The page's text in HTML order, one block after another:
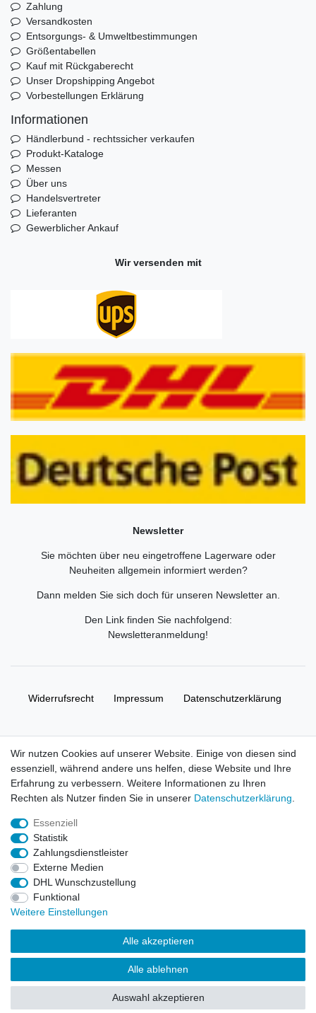
Zahlung
Versandkosten
Entsorgungs- & Umweltbestimmungen
Größentabellen
Kauf mit Rückgaberecht
Unser Dropshipping Angebot
Vorbestellungen Erklärung
Informationen
Händlerbund - rechtssicher verkaufen
Produkt-Kataloge
Messen
Über uns
Handelsvertreter
Lieferanten
Gewerblicher Ankauf
Wir versenden mit
Newsletter
Sie möchten über neu eingetroffene Lagerware oder
Neuheiten allgemein informiert werden?
Dann melden Sie sich doch für unseren Newsletter an.
Den Link finden Sie nachfolgend:
Newsletteranmeldung!
Widerrufs­recht Impressum Daten­schutz­erklärung
© Copyright 2026 | Alle Rechte vorbehalten. HL-
Handelsgesellschaft mbH.
Alle Markennamen, Warenzeichen sowie sämtliche Produktbilder
und Beschreibungen sind Eigentum Ihrer rechtmäßigen
Eigentümer und dienen hier nur der Beschreibung.
Preise nur für registrierte Händler, ansonsten zeigt der Shop 0,00
€
LEGO, das LEGO Logo, die Minifigur, DUPLO, LEGENDS OF
CHIMA, NINJAGO, BIONICLE, MINDSTORMS und MIXELS sind
urheberrechtlich geschützte Markenzeichen der LEGO Gruppe.
Wir nutzen Cookies auf unserer Website. Einige von diesen sind
essenziell, während andere uns helfen, diese Website und Ihre
Erfahrung zu verbessern. Weitere Informationen zu Ihren
Rechten als Nutzer finden Sie in unserer Daten­schutz­erklärung
Essenziell
Statistik
Zahlungsdienstleister
Externe Medien
DHL Wunschzustellung
Funktional
Weitere Einstellungen
Alle akzeptieren
Alle ablehnen
Auswahl akzeptieren